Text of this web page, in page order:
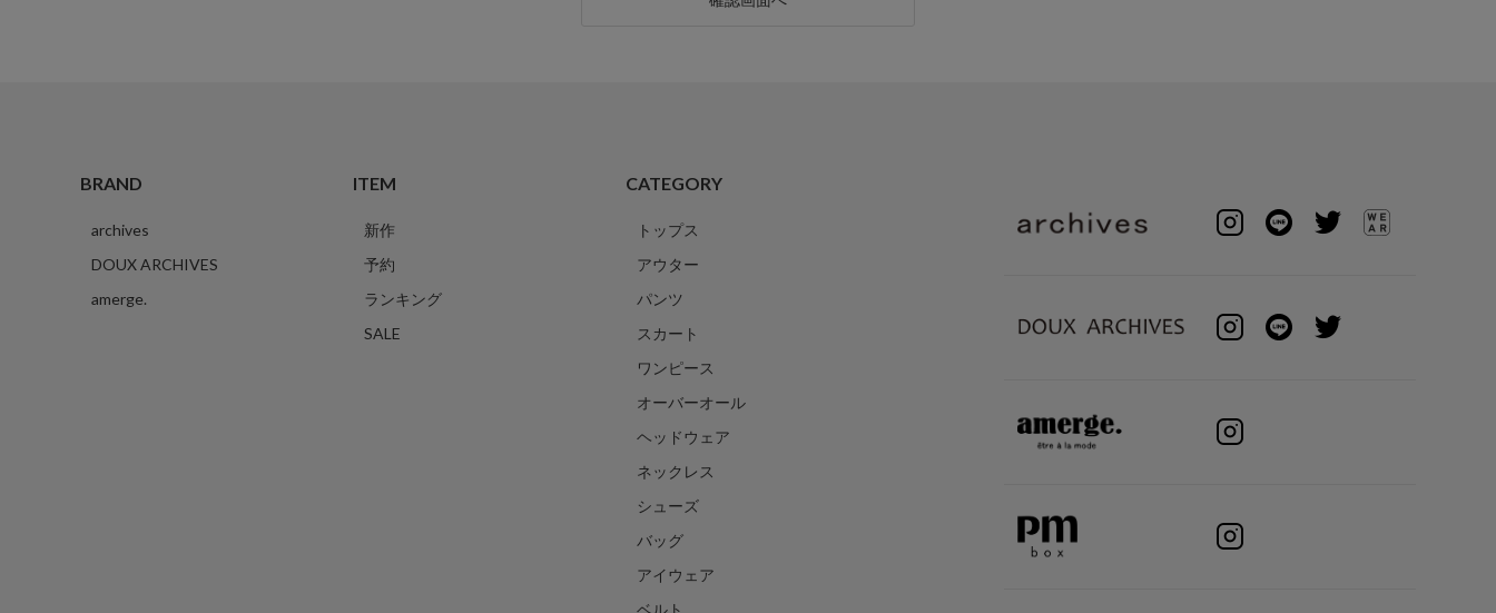
BRAND
archives
DOUX ARCHIVES
amerge.
ITEM
新作
予約
ランキング
SALE
CATEGORY
トップス
アウター
パンツ
スカート
ワンピース
オーバーオール
ヘッドウェア
ネックレス
シューズ
バッグ
アイウェア
ベルト